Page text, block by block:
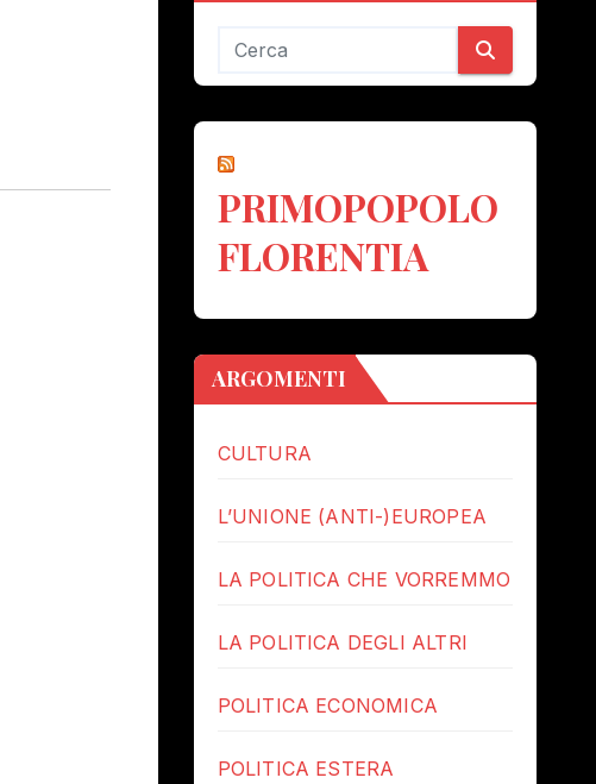
PRIMOPOPOLO
FLORENTIA
ARGOMENTI
CULTURA
L’UNIONE (ANTI-)EUROPEA
LA POLITICA CHE VORREMMO
LA POLITICA DEGLI ALTRI
POLITICA ECONOMICA
POLITICA ESTERA